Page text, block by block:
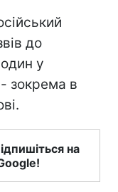
до
у
- зокрема в
на